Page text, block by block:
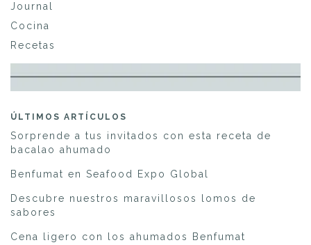
Journal
Cocina
Recetas
ÚLTIMOS ARTÍCULOS
Sorprende a tus invitados con esta receta de
bacalao ahumado
Benfumat en Seafood Expo Global
Descubre nuestros maravillosos lomos de
sabores
Cena ligero con los ahumados Benfumat